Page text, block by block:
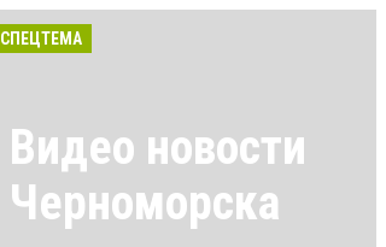
СПЕЦТЕМА
Видео новости
Черноморска